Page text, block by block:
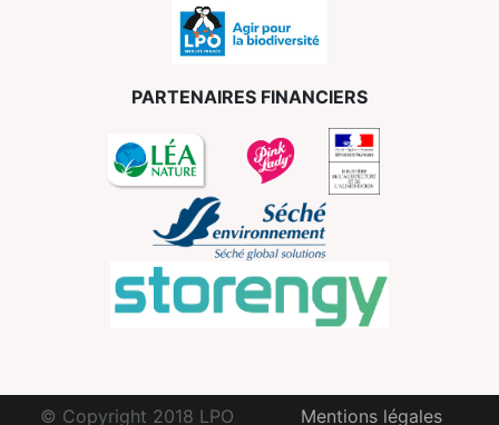
PARTENAIRES FINANCIERS
© Copyright 2018 LPO Mentions légales